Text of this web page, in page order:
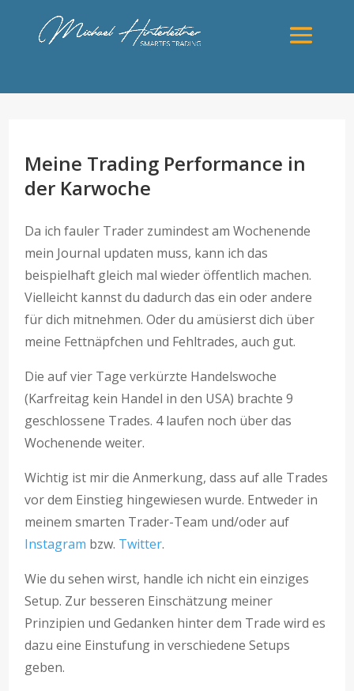
Meine Trading Performance in
der Karwoche
Da ich fauler Trader zumindest am Wochenende
mein Journal updaten muss, kann ich das
beispielhaft gleich mal wieder öffentlich machen.
Vielleicht kannst du dadurch das ein oder andere
für dich mitnehmen. Oder du amüsierst dich über
meine Fettnäpfchen und Fehltrades, auch gut.
Die auf vier Tage verkürzte Handelswoche
(Karfreitag kein Handel in den USA) brachte 9
geschlossene Trades. 4 laufen noch über das
Wochenende weiter.
Wichtig ist mir die Anmerkung, dass auf alle Trades
vor dem Einstieg hingewiesen wurde. Entweder in
meinem smarten Trader-Team und/oder auf
Instagram bzw. Twitter.
Wie du sehen wirst, handle ich nicht ein einziges
Setup. Zur besseren Einschätzung meiner
Prinzipien und Gedanken hinter dem Trade wird es
dazu eine Einstufung in verschiedene Setups
geben.